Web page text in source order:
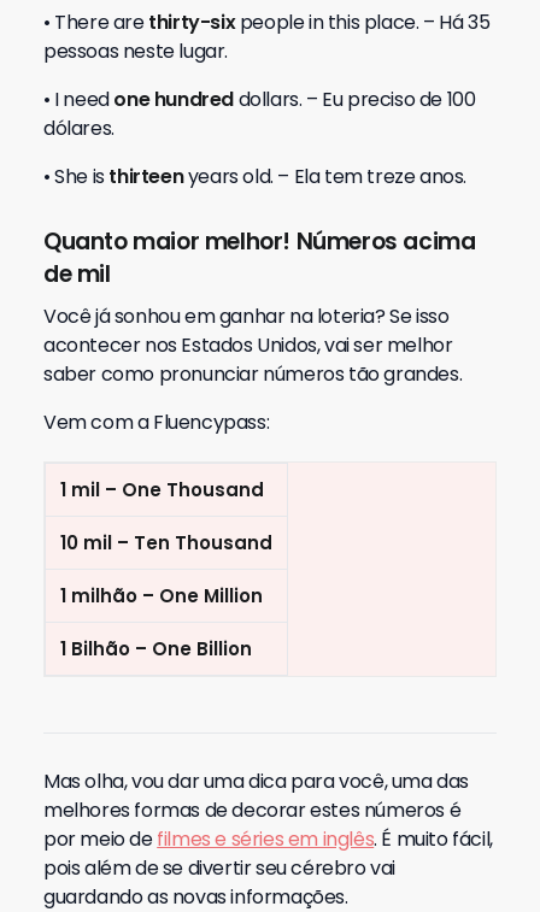
• There arethirty-sixpeople in this place. – Há 35
pessoas neste lugar.
• I needone hundreddollars. – Eu preciso de 100
dólares.
• She isthirteenyears old. – Ela tem treze anos.
Quanto maior melhor! Números acima
de mil
Você já sonhou em ganhar na loteria? Se isso
acontecer nos Estados Unidos, vai ser melhor
saber como pronunciar números tão grandes.
Vem com a Fluencypass:
1 mil – One Thousand
10 mil – Ten Thousand
1 milhão – One Million
1 Bilhão – One Billion
Mas olha, vou dar uma dica para você, uma das
melhores formas de decorar estes números é
por meio defilmes e séries em inglês. É muito fácil,
pois além de se divertir seu cérebro vai
guardando as novas informações.